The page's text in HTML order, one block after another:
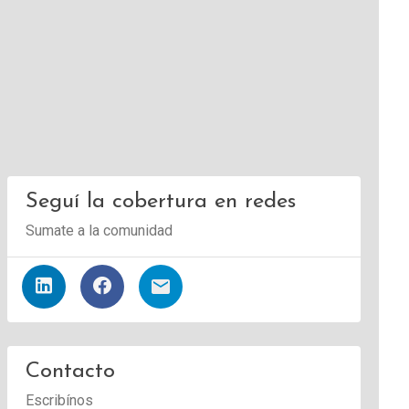
Seguí la cobertura en redes
Sumate a la comunidad
Contacto
Escribínos